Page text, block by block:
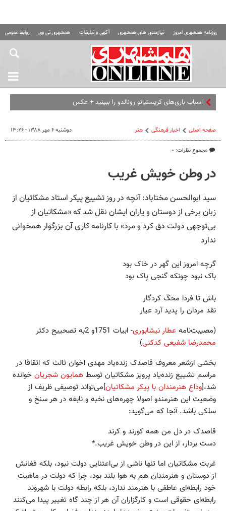
روزنامه همشهری امروز نیازمندی های همشهری آگهی و تبلیغات همشهری تی وی روابط عمومی
اسباب‌ بازی‌های کریستیانو رونالدو را ببینید + عکس
صفحه اصلی اخبار فرهنگی هنر
مجموع نظرات: ۰
دوشنبه ۶ مهر ۱۳۸۸ - ۱۳:۲۶
در وطن خویش غریب
سید ابوالحسن مختاباد: آنچه در روز تشییع پیکر استاد مشکاتیان از
زبان برخی از دوستان و یاران ایشان نقل شد که «مشکاتیان از
بی‌توجهی دولت دق کرد و مرد» با کارنامه کاری آن بزرگوار همخوانی
ندارد
گرچه امروز این گهر در خاک بود
باک نبود چونکه گنجی پاک بود
باش تا فردا محکّ کردگار
نقد مردان را پدید آرد عیار
(مصیبت‌نامه عطار نیشابوری- ابیات 1751و 2به تصحییح دکتر
محمدرضا شفیعی کدکنی)
بخشی ازشعر معروف قاصدک زنده‌یاد مهدی اخوان ثالث که اتقاقا در
مراسم تشییع زنده‌یاد پرویز مشکاتیان توسط همایون شجریان خوانده
شد،[وداع هنرمندان با پیکر مشکاتیان]می‌تواند توصیفی ظریف از
وضعیت این هنرمندو اصولا چهره‌های نخبه و نابغه در هر سنخ و
سلکی باشد. آنجا که می‌گوید:
قاصدک در دل من همه کورند و کرند
دست بردار، از این در وطن خویش غریب.*
غربت مشکاتیان اما تنها ناشی از بی‌اعتنایی دولت نبود، بلکه فغانش
از دوستان و هنرمندان هم به هوا بلند بود، چرا که دولت در ماهیت
خود رابطه‌ای عاطفی با هنرمند ندارد، بلکه رابطه دولت با شهروند
رابطه‌ای حقوقی است و کارگزاران آن هر از چند گاه تغییر پیدا می‌کنند